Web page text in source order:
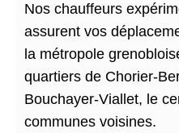
Nos chauffeurs
assurent vos
la métropole
quartiers de Chorier-
Bouchayer-Viallet, le
communes voisines.